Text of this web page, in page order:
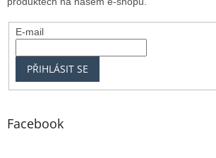
E-mail
PŘIHLÁSIT SE
Facebook